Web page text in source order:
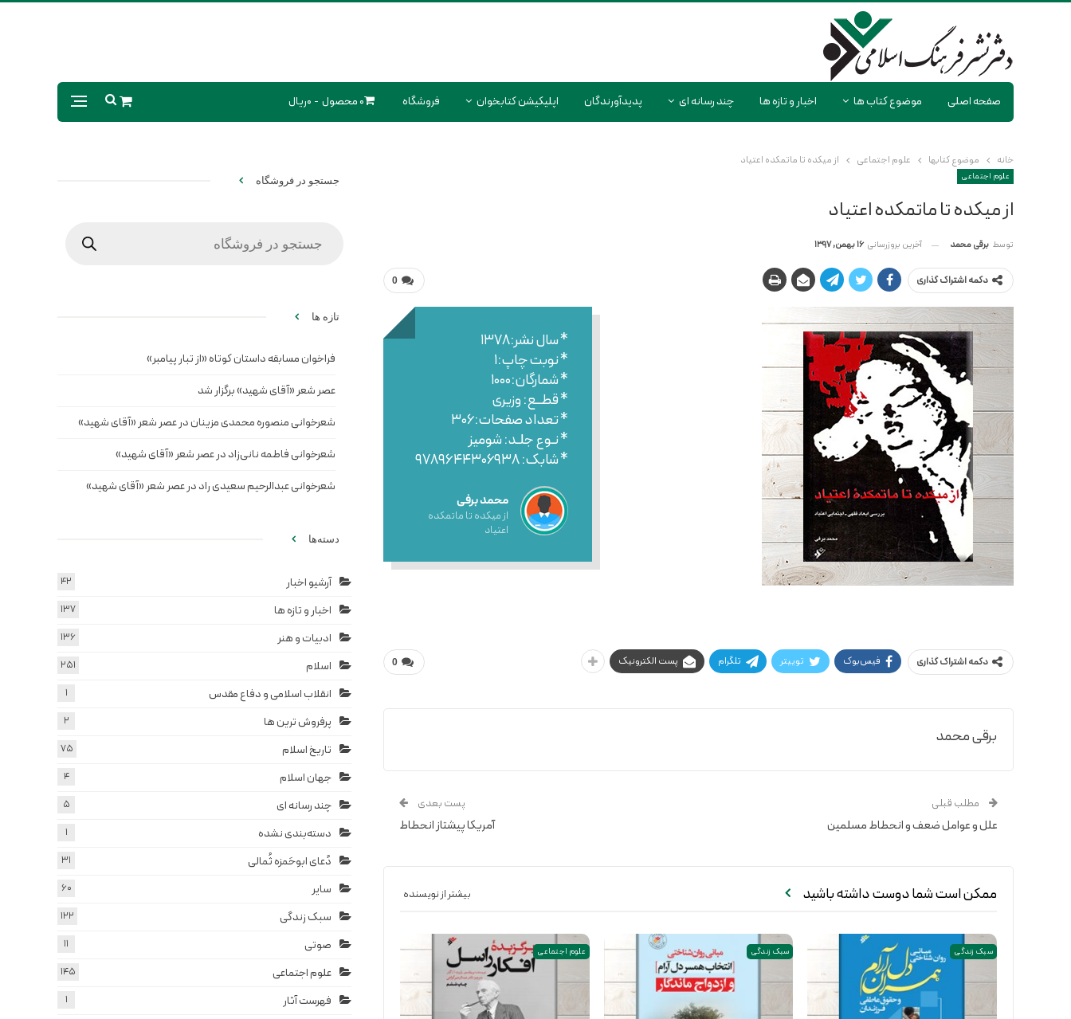
صفحه اصلی موضوع کتاب ها اخبار و تازه ها چند رسانه ای پدیدآورندگان اپلیکیشن کتابخوان فروشگاه 0 محصول 0ریال
خانه موضوع کتابها علوم اجتماعی از میکده تا ماتمکده اعتیاد
علوم اجتماعی
از میکده تا ماتمکده اعتیاد
توسط برقی محمد آخرین بروزرسانی 16 بهمن, 1397
0 دکمه اشتراک گذاری
* سال نشر:۱۳۷۸
* نوبت چاپ:۱
* شمارگان:۱۰۰۰
* قطــع: وزیری
* تعداد صفحات:۳۰۶
* نـوع جلـد: شومیز
* شابک: ۹۷۸۹۶۴۴۳۰۶۹۳۸
محمد برفی
از میکده تا ماتمکده
اعتیاد
0 دکمه اشتراک گذاری فیس‌بوک توییتر تلگرام پست الکترونیک
برقی محمد
مطلب قبلی
علل و عوامل ضعف و انحطاط مسلمین
پست بعدی
آمریکا پیشتاز انحطاط
ممکن است شما دوست داشته باشید بیشتر از نویسنده
سبک زندگی سبک زندگی علوم اجتماعی
جستجو در فروشگاه
تازه ها
فراخوان مسابقه داستان کوتاه «از تبار پیامبر»
عصر شعر «آقای شهید» برگزار شد
شعرخوانی منصوره محمدی مزینان در عصر شعر «آقای شهید»
شعرخوانی فاطمه نانی‌زاد در عصر شعر «آقای شهید»
شعرخوانی عبدالرحیم سعیدی راد در عصر شعر «آقای شهید»
دسته‌ها
آرشیو اخبار 42
اخبار و تازه ها 137
ادبیات و هنر 136
اسلام 251
انقلاب اسلامی و دفاع مقدس 1
پرفروش ترین ها 2
تاریخ اسلام 75
جهان اسلام 4
چند رسانه ای 5
دسته‌بندی نشده 1
دُعای ابوحَمزه ثُمالی 31
سایر 60
سبک زندگی 122
صوتی 11
علوم اجتماعی 145
فهرست آثار 1